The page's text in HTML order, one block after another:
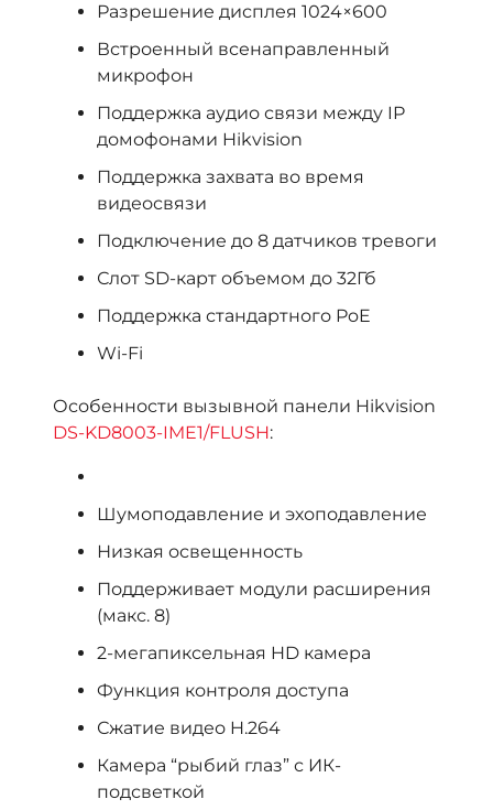
Разрешение дисплея 1024×600
Встроенный всенаправленный
микрофон
Поддержка аудио связи между IP
домофонами Hikvision
Поддержка захвата во время
видеосвязи
Подключение до 8 датчиков тревоги
Слот SD-карт объемом до 32Гб
Поддержка стандартного PoE
Wi-Fi
Особенности вызывной панели Hikvision
DS-KD8003-IME1/FLUSH:
Шумоподавление и эхоподавление
Низкая освещенность
Поддерживает модули расширения
(макс. 8)
2-мегапиксельная HD камера
Функция контроля доступа
Сжатие видео H.264
Камера “рыбий глаз” с ИК-
подсветкой